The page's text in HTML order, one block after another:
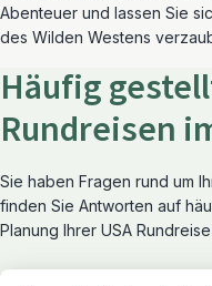
Abenteuer und lassen Sie
des Wilden Westens
Häufig
Rundreisen
Sie haben Fragen rund um
finden Sie Antworten auf
Planung Ihrer USA